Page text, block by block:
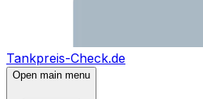
Tankpreis-Check.de
Open main menu